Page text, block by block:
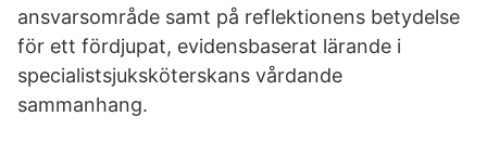
ansvarsområde samt på reflektionens betydelse
för ett fördjupat, evidensbaserat lärande i
specialistsjuksköterskans vårdande
sammanhang.